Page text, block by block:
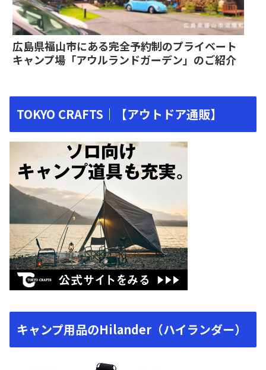
広島県福山市にある完全予約制のプライベート
キャンプ場「アウルランドガーデン」のご紹介
TOKYO CRAFTS｜【アウトドア通販】
キャンプ用品のHilander（ハイランダー）